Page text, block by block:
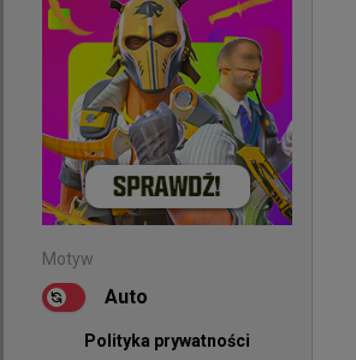
Motyw
Motyw
Auto
Polityka prywatności